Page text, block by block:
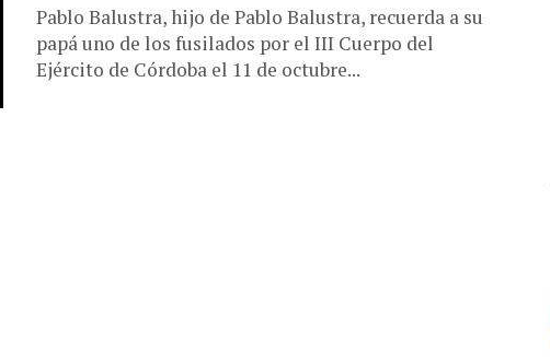
Pablo Balustra, hijo de Pablo Balustra, recuerda a su
papá uno de los fusilados por el III Cuerpo del
Ejército de Córdoba el 11 de octubre...